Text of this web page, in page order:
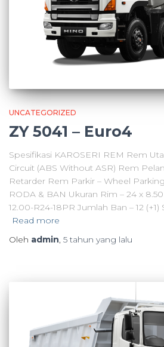
UNCATEGORIZED
ZY 5041 – Euro4
Spesifikasi KAROSERI REM Rem
Circuit (ABS Without ASR) Rem
Retarder Rem Parkir – Wheel
RODA & BAN Ukuran Rim – 24 x
12.00-R24-18PR Jumlah Ban – 12 (+1)
Read more
Oleh admin, 5 tahun yang lalu